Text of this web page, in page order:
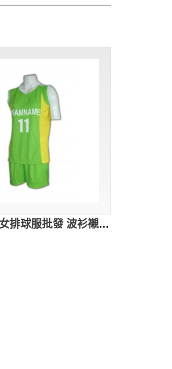
WTV110 女排球服批發 波衫襯 波衫 女 學界 波衫印字 女排球服專門店hk